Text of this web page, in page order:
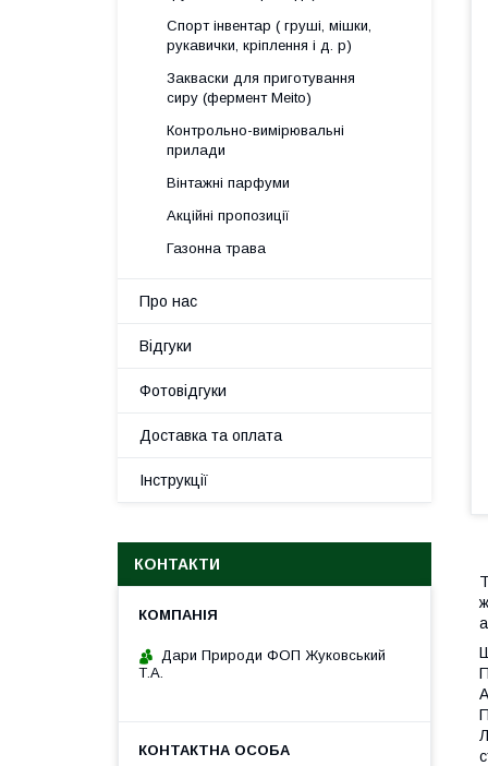
Спорт інвентар ( груші, мішки,
рукавички, кріплення і д. р)
Закваски для приготування
сиру (фермент Meito)
Контрольно-вимірювальні
прилади
Вінтажні парфуми
Акційні пропозиції
Газонна трава
Про нас
Відгуки
Фотовідгуки
Доставка та оплата
Інструкції
КОНТАКТИ
Дари Природи ФОП Жуковський
Т.А.